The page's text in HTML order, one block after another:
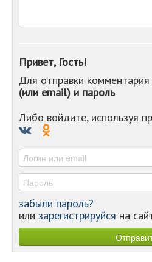
Привет, Гость!
Для отправки
(или email) и пароль
Либо войдите, используя
забыли пароль?
или зарегистрируйся на